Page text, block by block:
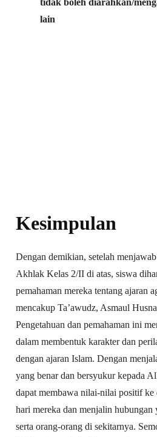
lain
Kesimpulan
Dengan demikian, setelah
Akhlak Kelas 2/II di atas, siswa
pemahaman mereka tentang ajaran
mencakup Ta’awudz, Asmaul
Pengetahuan dan pemahaman ini
dalam membentuk karakter dan
dengan ajaran Islam. Dengan
yang benar dan bersyukur kepada
dapat membawa nilai-nilai positif ke
hari mereka dan menjalin hubungan
serta orang-orang di sekitarnya.